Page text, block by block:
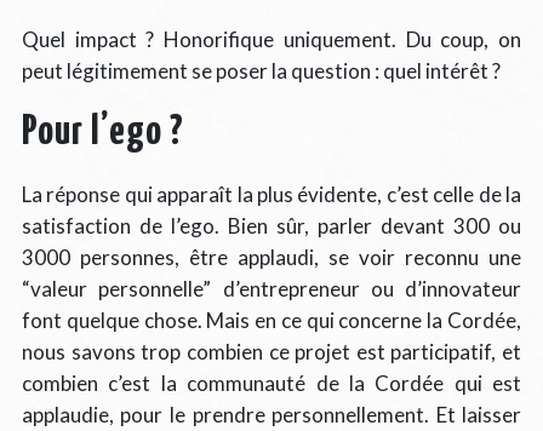
Quel impact ? Honorifique uniquement. Du coup, on
peut légitimement se poser la question : quel intérêt ?
Pour l’ego ?
La réponse qui apparaît la plus évidente, c’est celle de la
satisfaction de l’ego. Bien sûr, parler devant 300 ou
3000 personnes, être applaudi, se voir reconnu une
“valeur personnelle” d’entrepreneur ou d’innovateur
font quelque chose. Mais en ce qui concerne la Cordée,
nous savons trop combien ce projet est participatif, et
combien c’est la communauté de la Cordée qui est
applaudie, pour le prendre personnellement. Et laisser